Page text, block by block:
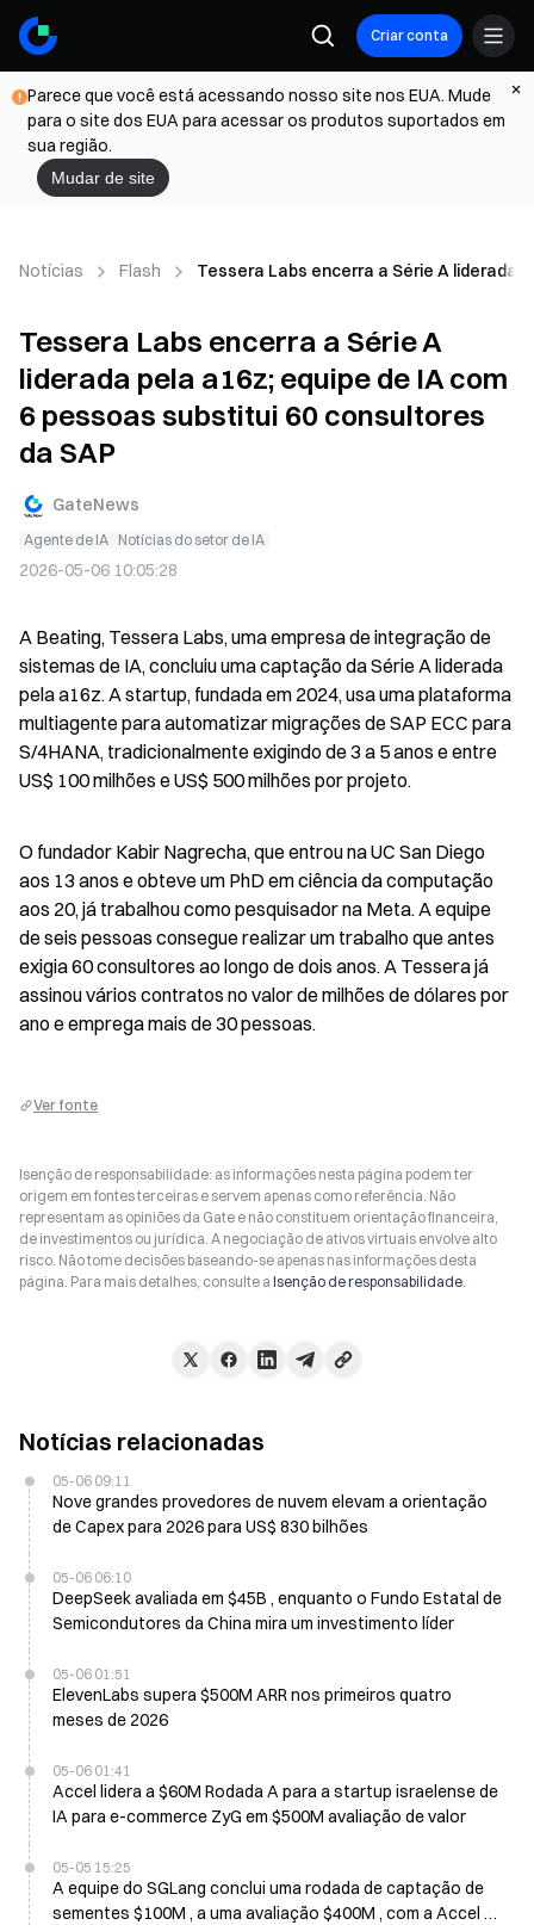
Criar conta
Parece que você está acessando nosso site nos EUA. Mude
para o site dos EUA para acessar os produtos suportados em
sua região.
Mudar de site
Notícias Flash Tessera Labs encerra a Série A liderada
Tessera Labs encerra a Série A
liderada pela a16z; equipe de IA com
6 pessoas substitui 60 consultores
da SAP
GateNews
Agente de IA Notícias do setor de IA
2026-05-06 10:05:28
A Beating, Tessera Labs, uma empresa de integração de
sistemas de IA, concluiu uma captação da Série A liderada
pela a16z. A startup, fundada em 2024, usa uma plataforma
multiagente para automatizar migrações de SAP ECC para
S/4HANA, tradicionalmente exigindo de 3 a 5 anos e entre
US$ 100 milhões e US$ 500 milhões por projeto.
O fundador Kabir Nagrecha, que entrou na UC San Diego
aos 13 anos e obteve um PhD em ciência da computação
aos 20, já trabalhou como pesquisador na Meta. A equipe
de seis pessoas consegue realizar um trabalho que antes
exigia 60 consultores ao longo de dois anos. A Tessera já
assinou vários contratos no valor de milhões de dólares por
ano e emprega mais de 30 pessoas.
Ver fonte
Isenção de responsabilidade: as informações nesta página podem ter
origem em fontes terceiras e servem apenas como referência. Não
representam as opiniões da Gate e não constituem orientação financeira,
de investimentos ou jurídica. A negociação de ativos virtuais envolve alto
risco. Não tome decisões baseando-se apenas nas informações desta
página. Para mais detalhes, consulte a Isenção de responsabilidade.
Notícias relacionadas
05-06 09:11
Nove grandes provedores de nuvem elevam a orientação
de Capex para 2026 para US$ 830 bilhões
05-06 06:10
DeepSeek avaliada em $45B , enquanto o Fundo Estatal de
Semicondutores da China mira um investimento líder
05-06 01:51
ElevenLabs supera $500M ARR nos primeiros quatro
meses de 2026
05-06 01:41
Accel lidera a $60M Rodada A para a startup israelense de
IA para e-commerce ZyG em $500M avaliação de valor
05-05 15:25
A equipe do SGLang conclui uma rodada de captação de
sementes $100M , a uma avaliação $400M , com a Accel na